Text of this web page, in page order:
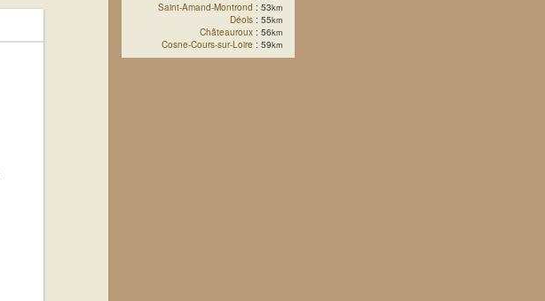
Saint-Amand-Montrond : 53km
Déols : 55km
Châteauroux : 56km
Cosne-Cours-sur-Loire : 59km